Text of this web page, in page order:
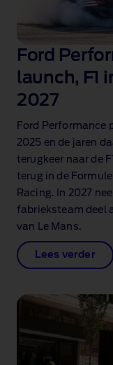
Ford
launch, F1
2027
Ford Performance
2025 en de jaren
terugkeer naar de
terug in de Formule
Racing. In 2027
fabrieksteam deel
van Le Mans.
Lees verder